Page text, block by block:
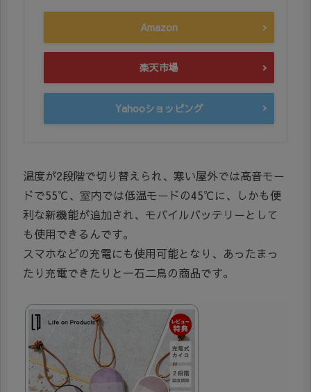
Amazon
楽天市場
Yahooショッピング
温度が2段階で切り替えられ、寒い屋外では高音モー
ドで55℃、室内では低温モードの45℃に、しかも便
利な新機能が追加され、モバイルバッテリーとして
も使用できるんです。
スマホなどの充電にも使用可能となり、あったまっ
たり充電できたりと一石二鳥の商品です。